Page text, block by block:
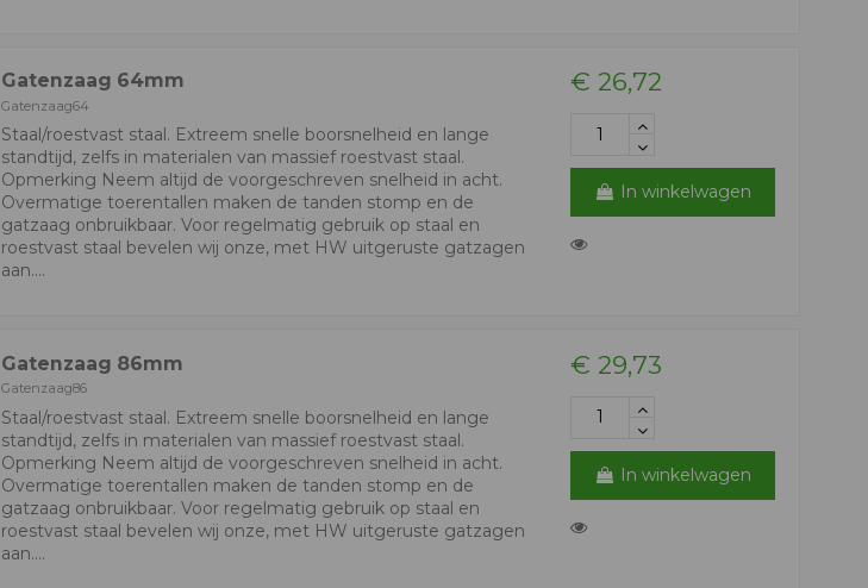
Gatenzaag 64mm
Gatenzaag64
Staal/roestvast staal. Extreem snelle boorsnelheid en lange
standtijd, zelfs in materialen van massief roestvast staal.
Opmerking Neem altijd de voorgeschreven snelheid in acht.
Overmatige toerentallen maken de tanden stomp en de
gatzaag onbruikbaar. Voor regelmatig gebruik op staal en
roestvast staal bevelen wij onze, met HW uitgeruste gatzagen
aan....
€ 26,72
In winkelwagen
Gatenzaag 86mm
Gatenzaag86
Staal/roestvast staal. Extreem snelle boorsnelheid en lange
standtijd, zelfs in materialen van massief roestvast staal.
Opmerking Neem altijd de voorgeschreven snelheid in acht.
Overmatige toerentallen maken de tanden stomp en de
gatzaag onbruikbaar. Voor regelmatig gebruik op staal en
roestvast staal bevelen wij onze, met HW uitgeruste gatzagen
aan....
€ 29,73
In winkelwagen